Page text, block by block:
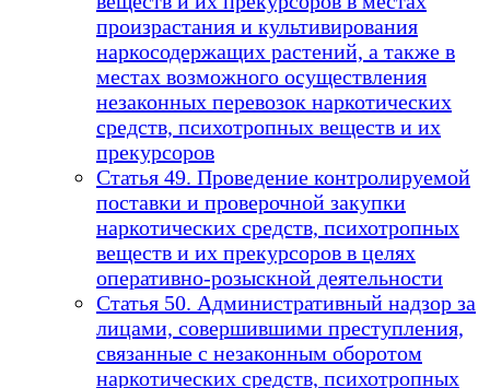
произрастания и культивирования
наркосодержащих растений, а также в
местах возможного осуществления
незаконных перевозок наркотических
средств, психотропных веществ и их
прекурсоров
Статья 49. Проведение контролируемой
поставки и проверочной закупки
наркотических средств, психотропных
веществ и их прекурсоров в целях
оперативно-розыскной деятельности
Статья 50. Административный надзор за
лицами, совершившими преступления,
связанные с незаконным оборотом
наркотических средств, психотропных